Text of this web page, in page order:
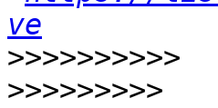
ve
>>>>>>>>>>
>>>>>>>>>